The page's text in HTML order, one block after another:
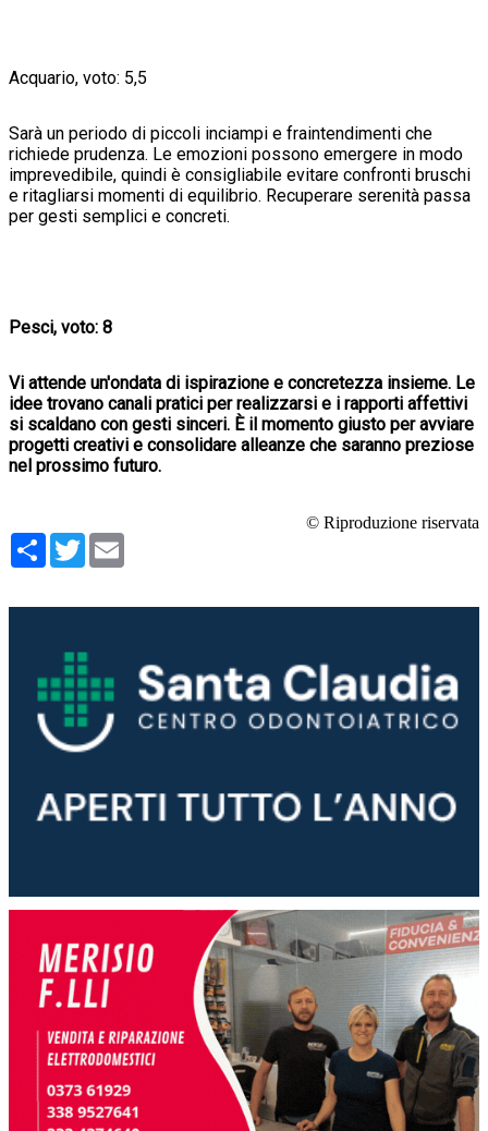
Acquario, voto: 5,5
Sarà un periodo di piccoli inciampi e fraintendimenti che
richiede prudenza. Le emozioni possono emergere in modo
imprevedibile, quindi è consigliabile evitare confronti bruschi
e ritagliarsi momenti di equilibrio. Recuperare serenità passa
per gesti semplici e concreti.
Pesci, voto: 8
Vi attende un'ondata di ispirazione e concretezza insieme. Le
idee trovano canali pratici per realizzarsi e i rapporti affettivi
si scaldano con gesti sinceri. È il momento giusto per avviare
progetti creativi e consolidare alleanze che saranno preziose
nel prossimo futuro.
© Riproduzione riservata
Condividi
Twitter